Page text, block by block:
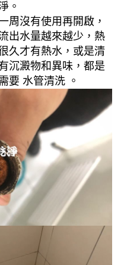
。
周沒有使用再開啟，
出水量越來越少，熱
久才有熱水，或是清
沉澱物和異味，都是
要 水管清洗 。